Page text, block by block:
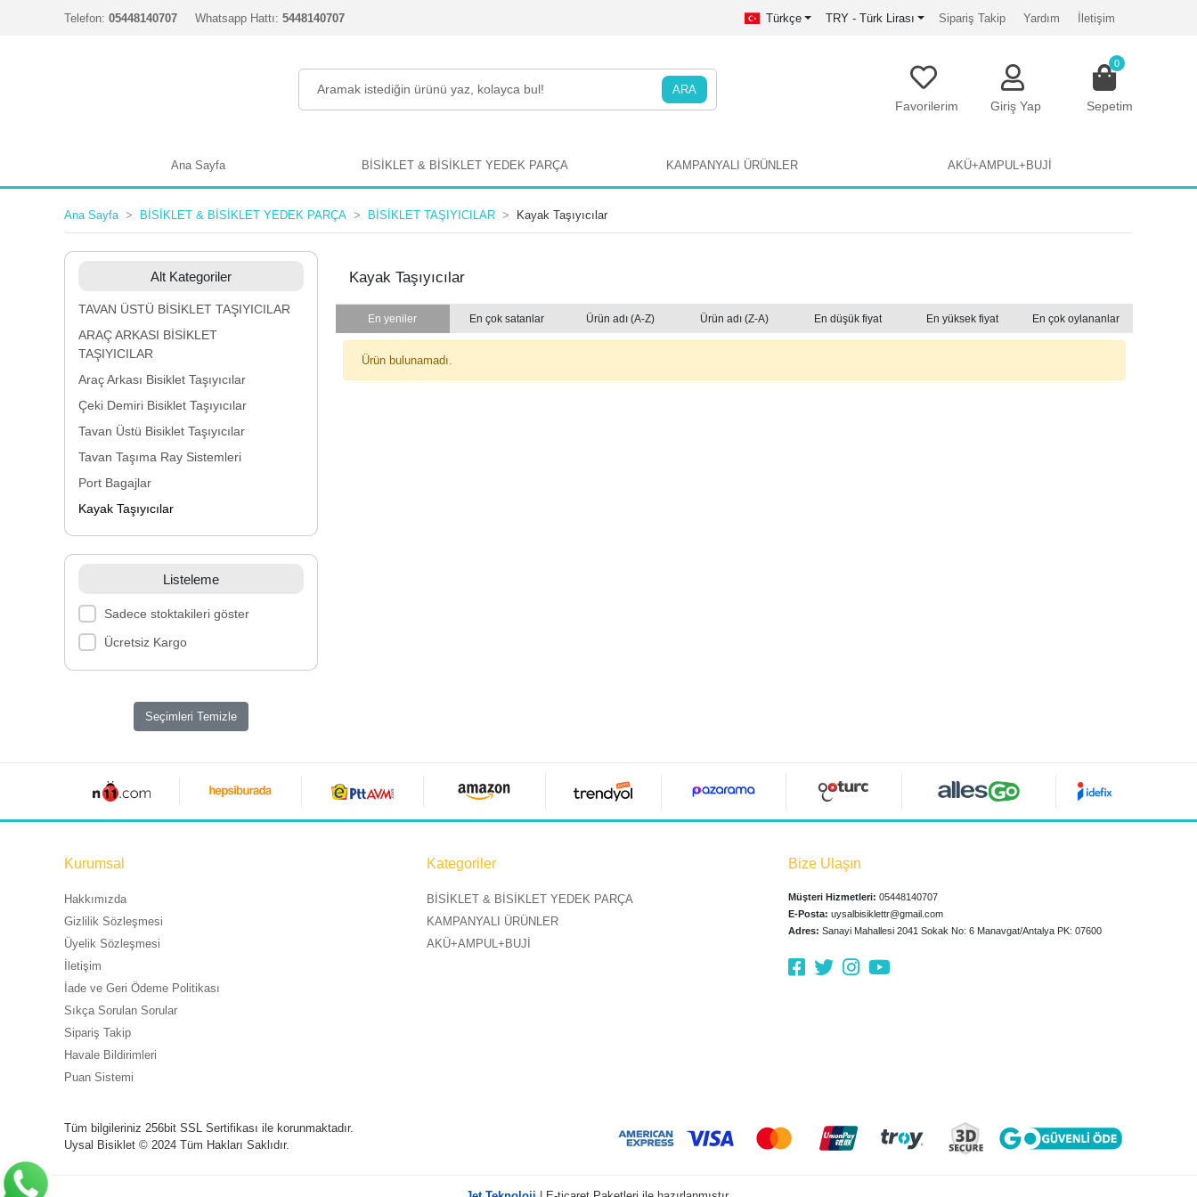
Telefon: 05448140707 Whatsapp Hattı: 5448140707 Türkçe TRY - Türk Lirası Sipariş Takip Yardım İletişim
ARA
Favorilerim Giriş Yap
0
Sepetim
Ana Sayfa BİSİKLET & BİSİKLET YEDEK PARÇA KAMPANYALI ÜRÜNLER AKÜ+AMPUL+BUJİ
Ana Sayfa BİSİKLET & BİSİKLET YEDEK PARÇA BİSİKLET TAŞIYICILAR Kayak Taşıyıcılar
Alt Kategoriler
TAVAN ÜSTÜ BİSİKLET TAŞIYICILAR
ARAÇ ARKASI BİSİKLET
TAŞIYICILAR
Araç Arkası Bisiklet Taşıyıcılar
Çeki Demiri Bisiklet Taşıyıcılar
Tavan Üstü Bisiklet Taşıyıcılar
Tavan Taşıma Ray Sistemleri
Port Bagajlar
Kayak Taşıyıcılar
Listeleme
Sadece stoktakileri göster
Ücretsiz Kargo
Seçimleri Temizle
Kayak Taşıyıcılar
En yeniler En çok satanlar Ürün adı (A-Z) Ürün adı (Z-A) En düşük fiyat En yüksek fiyat En çok oylananlar
Ürün bulunamadı.
Kurumsal
Hakkımızda
Gizlilik Sözleşmesi
Üyelik Sözleşmesi
İletişim
İade ve Geri Ödeme Politikası
Sıkça Sorulan Sorular
Sipariş Takip
Havale Bildirimleri
Puan Sistemi
Kategoriler
BİSİKLET & BİSİKLET YEDEK PARÇA
KAMPANYALI ÜRÜNLER
AKÜ+AMPUL+BUJİ
Bize Ulaşın
Müşteri Hizmetleri: 05448140707
E-Posta: uysalbisiklettr@gmail.com
Adres: Sanayi Mahallesi 2041 Sokak No: 6 Manavgat/Antalya PK: 07600
Tüm bilgileriniz 256bit SSL Sertifikası ile korunmaktadır.
Uysal Bisiklet © 2024 Tüm Hakları Saklıdır.